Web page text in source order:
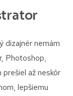
dizajnér nemám
Photoshop,
až neskôr
lepšiemu